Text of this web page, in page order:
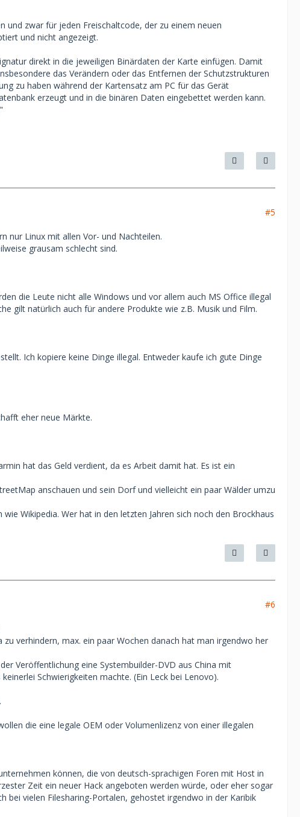
und zwar für jeden Freischaltcode, der zu einem neuen
und nicht angezeigt.
direkt in die jeweiligen Binärdaten der Karte einfügen. Damit
das Verändern oder das Entfernen der Schutzstrukturen
zu haben während der Kartensatz am PC für das Gerät
erzeugt und in die binären Daten eingebettet werden kann.
#5
nur Linux mit allen Vor- und Nachteilen.
grausam schlecht sind.
die Leute nicht alle Windows und vor allem auch MS Office illegal
gilt natürlich auch für andere Produkte wie z.B. Musik und Film.
Ich kopiere keine Dinge illegal. Entweder kaufe ich gute Dinge
eher neue Märkte.
hat das Geld verdient, da es Arbeit damit hat. Es ist ein
anschauen und sein Dorf und vielleicht ein paar Wälder umzu
Wikipedia. Wer hat in den letzten Jahren sich noch den Brockhaus
#6
verhindern, max. ein paar Wochen danach hat man irgendwo her
Veröffentlichung eine Systembuilder-DVD aus China mit
Schwierigkeiten machte. (Ein Leck bei Lenovo).
die eine legale OEM oder Volumenlizenz von einer illegalen
können, die von deutsch-sprachigen Foren mit Host in
Zeit ein neuer Hack angeboten werden würde, oder eher sogar
bei vielen Filesharing-Portalen, gehostet irgendwo in der Karibik